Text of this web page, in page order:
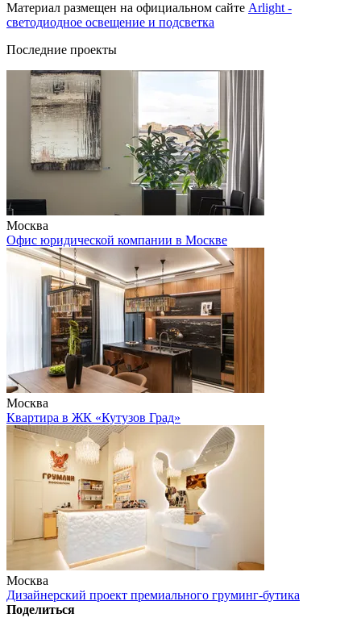
Материал размещен на официальном сайте Arlight -
светодиодное освещение и подсветка
Последние проекты
Москва
Офис юридической компании в Москве
Москва
Квартира в ЖК «Кутузов Град»
Москва
Дизайнерский проект премиального груминг-бутика
Поделиться